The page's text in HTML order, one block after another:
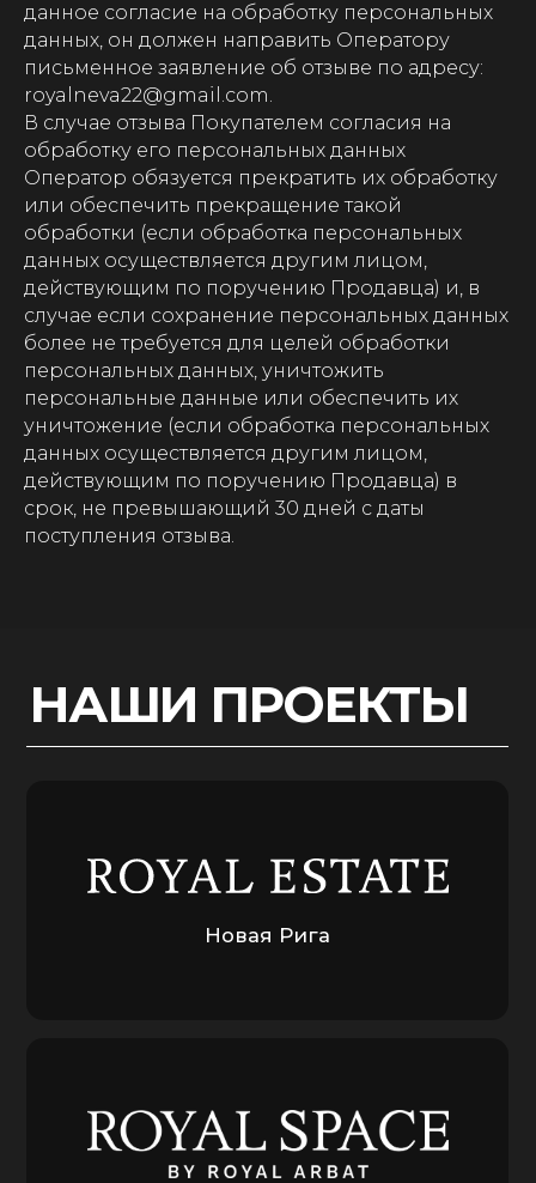
данное согласие на обработку персональных
данных, он должен направить Оператору
письменное заявление об отзыве по адресу:
royalneva22@gmail.com.
В случае отзыва Покупателем согласия на
обработку его персональных данных
Оператор обязуется прекратить их обработку
или обеспечить прекращение такой
обработки (если обработка персональных
данных осуществляется другим лицом,
действующим по поручению Продавца) и, в
случае если сохранение персональных данных
более не требуется для целей обработки
персональных данных, уничтожить
персональные данные или обеспечить их
уничтожение (если обработка персональных
данных осуществляется другим лицом,
действующим по поручению Продавца) в
срок, не превышающий 30 дней с даты
поступления отзыва.
Дубай
Новая Рига
Москва
НАШИ ПРОЕКТЫ
КОНТАКТЫ
БЫВАЮТ РАЗНЫЕ,
ЭТО НАШИ